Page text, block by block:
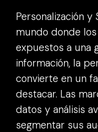
Personalización y
mundo donde
expuestos a una
información, la
convierte en un
destacar. Las
datos y análisis
segmentar sus